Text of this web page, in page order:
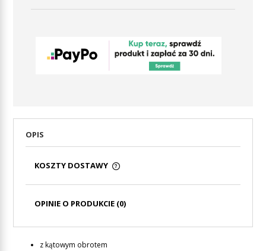
OPIS
KOSZTY DOSTAWY
PŁATNOŚCI
OPINIE O PRODUKCIE (0)
z kątowym obrotem